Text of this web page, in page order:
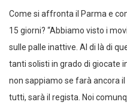
Come si affronta il Parma e
15 giorni? “Abbiamo visto i
sulle palle inattive. Al di là di
tanti solisti in grado di giocate
non sappiamo se farà ancora
tutti, sarà il regista. Noi